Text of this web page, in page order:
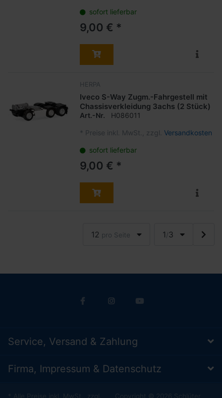
sofort lieferbar
9,00 € *
HERPA
Iveco S-Way Zugm.-Fahrgestell mit
Chassisverkleidung 3achs (2 Stück)
Art.-Nr. H086011
* Preise inkl. MwSt., zzgl. Versandkosten
sofort lieferbar
9,00 € *
12 pro Seite 1/3
Service, Versand & Zahlung
Firma, Impressum & Datenschutz
* Alle Preise inkl. MwSt., zzgl. Copyright © 2026 Schlüter